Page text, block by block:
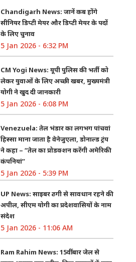
Chandigarh News: जानें कब होंगे
सीनियर डिप्टी मेयर और डिप्टी मेयर के पदों
के लिए चुनाव
5 Jan 2026 - 6:32 PM
CM Yogi News: यूपी पुलिस की भर्ती को
लेकर युवाओं के लिए अच्छी खबर, मुख्यमंत्री
योगी ने खुद दी जानकारी
5 Jan 2026 - 6:08 PM
Venezuela: तेल भंडार का लगभग पांचवां
हिस्सा माना जाता है वेनेजुएला, डोनाल्ड ट्रंप
ने कहा – “तेल का प्रोडक्शन करेंगी अमेरिकी
कंपनियां”
5 Jan 2026 - 5:39 PM
UP News: साइबर ठगी से सावधान रहने की
अपील, सीएम योगी का प्रदेशवासियों के नाम
संदेश
5 Jan 2026 - 11:06 AM
Ram Rahim News: 15वीं बार जेल से